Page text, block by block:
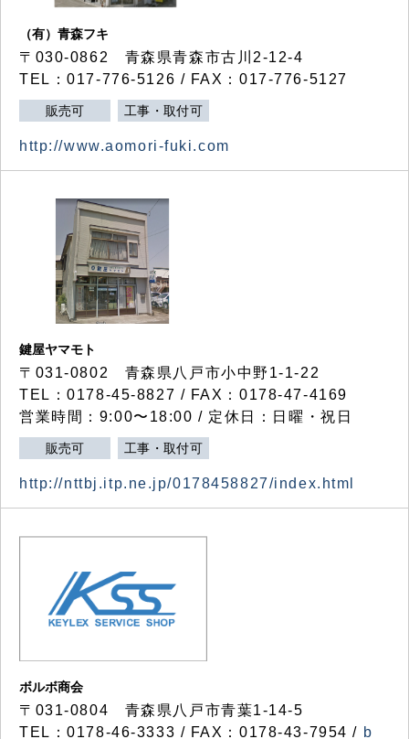
（有）青森フキ
〒030-0862 青森県青森市古川2-12-4
TEL：017-776-5126 / FAX：017-776-5127
販売可 工事・取付可
http://www.aomori-fuki.com
鍵屋ヤマモト
〒031-0802 青森県八戸市小中野1-1-22
TEL：0178-45-8827 / FAX：0178-47-4169
営業時間：9:00〜18:00 / 定休日：日曜・祝日
販売可 工事・取付可
http://nttbj.itp.ne.jp/0178458827/index.html
ボルボ商会
〒031-0804 青森県八戸市青葉1-14-5
TEL：0178-46-3333 / FAX：0178-43-7954 / b